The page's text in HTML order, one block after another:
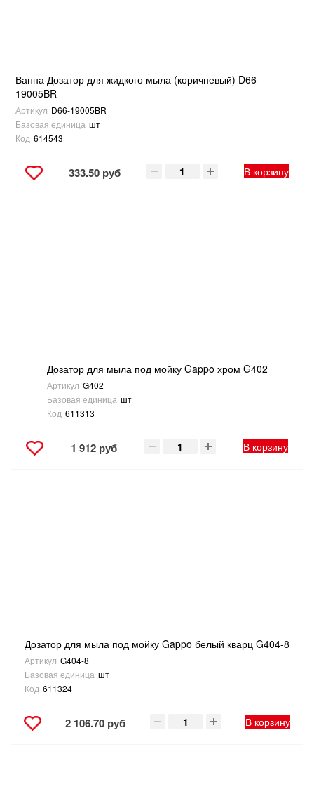
ЭЛЕКТРОМОНТАЖНЫЕ ТОВАРЫ, СВЕТОТЕХНИКА
Ванна Дозатор для жидкого мыла (коричневый) D66-
19005BR
Артикул D66-19005BR
Базовая единица шт
Код 614543
333.50 руб В корзину
Дозатор для мыла под мойку Gappo хром G402
Артикул G402
Базовая единица шт
Код 611313
1 912 руб В корзину
Дозатор для мыла под мойку Gappo белый кварц G404-8
Артикул G404-8
Базовая единица шт
Код 611324
2 106.70 руб В корзину